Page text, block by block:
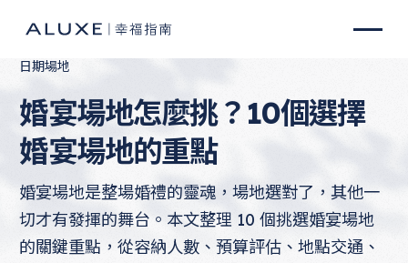
日期場地
婚宴場地怎麼挑？10個選擇
婚宴場地的重點
婚宴場地是整場婚禮的靈魂，場地選對了，其他一
切才有發揮的舞台。本文整理 10 個挑選婚宴場地
的關鍵重點，從容納人數、預算評估、地點交通、